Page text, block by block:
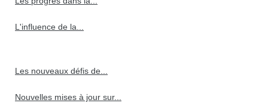
L'influence de la...
Les nouveaux défis de...
Nouvelles mises à jour sur...